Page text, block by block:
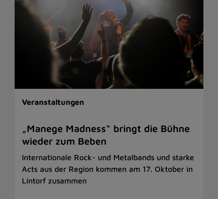
Veranstaltungen
„Manege Madness“ bringt die Bühne
wieder zum Beben
Internationale Rock- und Metalbands und starke
Acts aus der Region kommen am 17. Oktober in
Lintorf zusammen